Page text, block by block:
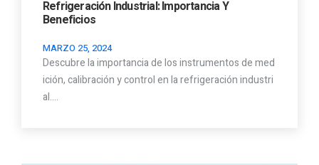
Refrigeración Industrial: Importancia Y
Beneficios
MARZO 25, 2024
Descubre la importancia de los instrumentos de med
ición, calibración y control en la refrigeración industri
al.…